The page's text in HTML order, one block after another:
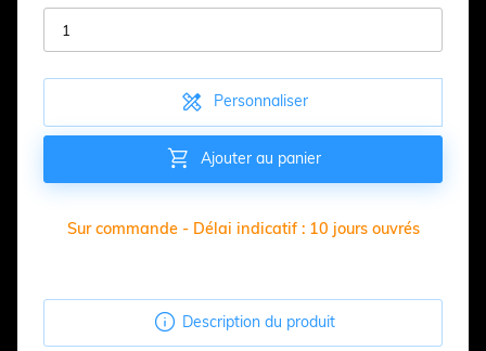
 Personnaliser
 Ajouter au panier
Sur commande - Délai indicatif : 10 jours ouvrés
 Description du produit